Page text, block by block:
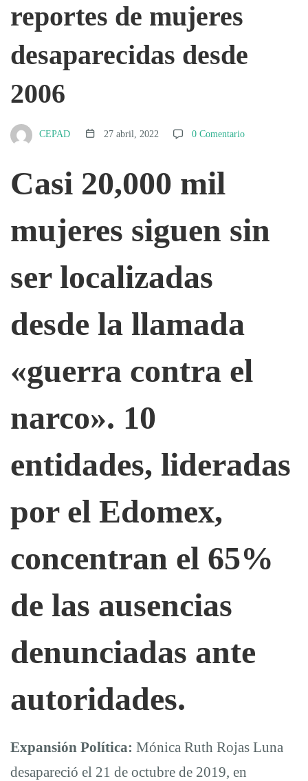
80,000
reportes
de
desaparecidas
desde
2006
reportes de mujeres
desaparecidas desde
2006
CEPAD 27 abril, 2022 0 Comentario
Casi 20,000 mil
mujeres siguen sin
ser localizadas
desde la llamada
«guerra contra el
narco». 10
entidades, lideradas
por el Edomex,
concentran el 65%
de las ausencias
denunciadas ante
autoridades.
Expansión Política: Mónica Ruth Rojas Luna
desapareció el 21 de octubre de 2019, en